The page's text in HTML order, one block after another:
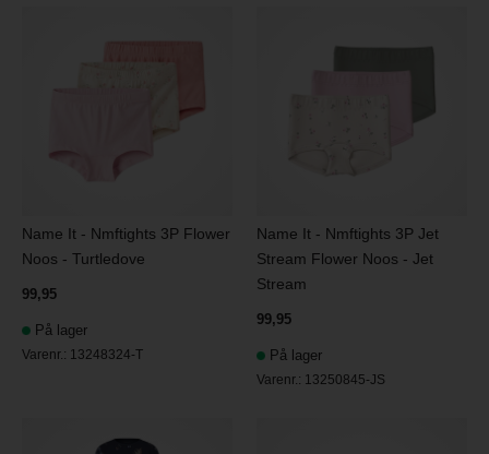
Name It - Nmftights 3P Flower
Noos - Turtledove
99,95
På lager
Varenr.: 13248324-T
Name It - Nmftights 3P Jet
Stream Flower Noos - Jet
Stream
99,95
På lager
Varenr.: 13250845-JS